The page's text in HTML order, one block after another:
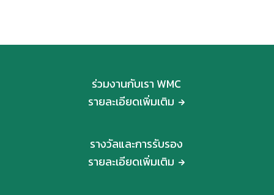
ร่วมงานกับเรา WMC
รายละเอียดเพิ่มเติม
รางวัลและการรับรอง
รายละเอียดเพิ่มเติม